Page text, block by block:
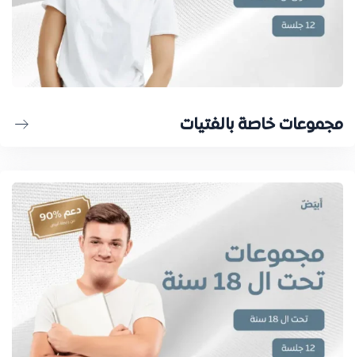
مجموعات خاصة بالفتيات